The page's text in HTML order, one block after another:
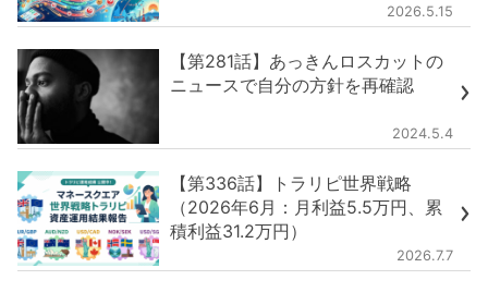
2026.5.15
【第281話】あっきんロスカットの
ニュースで自分の方針を再確認
2024.5.4
【第336話】トラリピ世界戦略
（2026年6月：月利益5.5万円、累
積利益31.2万円）
2026.7.7